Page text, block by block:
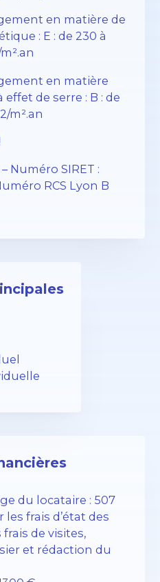
en matière de
: E : de 230 à
en matière
effet de serre : B : de
m².an
​​Numéro SIRET :
RCS Lyon B
du locataire : 507
les frais d’état des
de visites,
et rédaction du